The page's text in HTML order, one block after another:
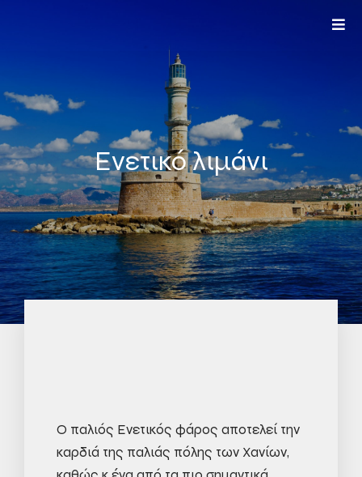
Ενετικό λιμάνι
Ο παλιός Ενετικός φάρος αποτελεί την
καρδιά της παλιάς πόλης των Χανίων,